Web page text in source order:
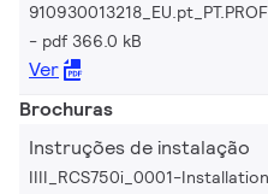
pdf 366.0 kB
Ver
Brochuras
Instruções de instalação
IIII_RCS750i_0001-